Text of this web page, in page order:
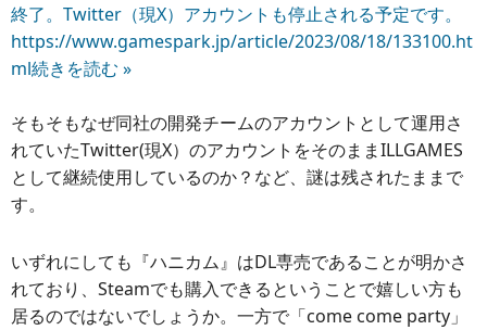
終了。Twitter（現X）アカウントも停止される予定です。
https://www.gamespark.jp/article/2023/08/18/133100.ht
ml続きを読む »
そもそもなぜ同社の開発チームのアカウントとして運用さ
れていたTwitter(現X）のアカウントをそのままILLGAMES
として継続使用しているのか？など、謎は残されたままで
す。
いずれにしても『ハニカム』はDL専売であることが明かさ
れており、Steamでも購入できるということで嬉しい方も
居るのではないでしょうか。一方で「come come party」